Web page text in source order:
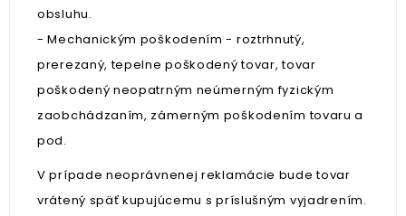
obsluhu.
- Mechanickým poškodením - roztrhnutý,
prerezaný, tepelne poškodený tovar, tovar
poškodený neopatrným neúmerným fyzickým
zaobchádzaním, zámerným poškodením tovaru a
pod.
V prípade neoprávnenej reklamácie bude tovar
vrátený späť kupujúcemu s príslušným vyjadrením.